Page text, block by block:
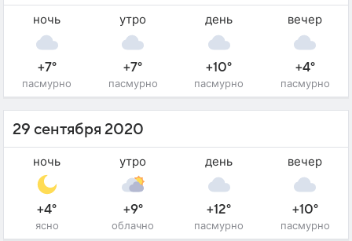
ночь
+7°
пасмурно
утро
+7°
пасмурно
день
+10°
пасмурно
вечер
+4°
пасмурно
29 сентября 2020
ночь
+4°
ясно
утро
+9°
облачно
день
+12°
пасмурно
вечер
+10°
пасмурно